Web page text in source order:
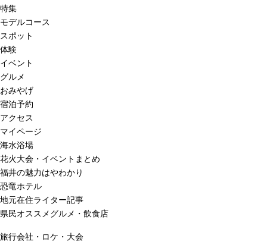
特集
モデルコース
スポット
体験
イベント
グルメ
おみやげ
宿泊予約
アクセス
マイページ
海水浴場
花火大会・イベントまとめ
福井の魅力はやわかり
恐竜ホテル
地元在住ライター記事
県民オススメグルメ・飲食店
旅行会社・ロケ・大会